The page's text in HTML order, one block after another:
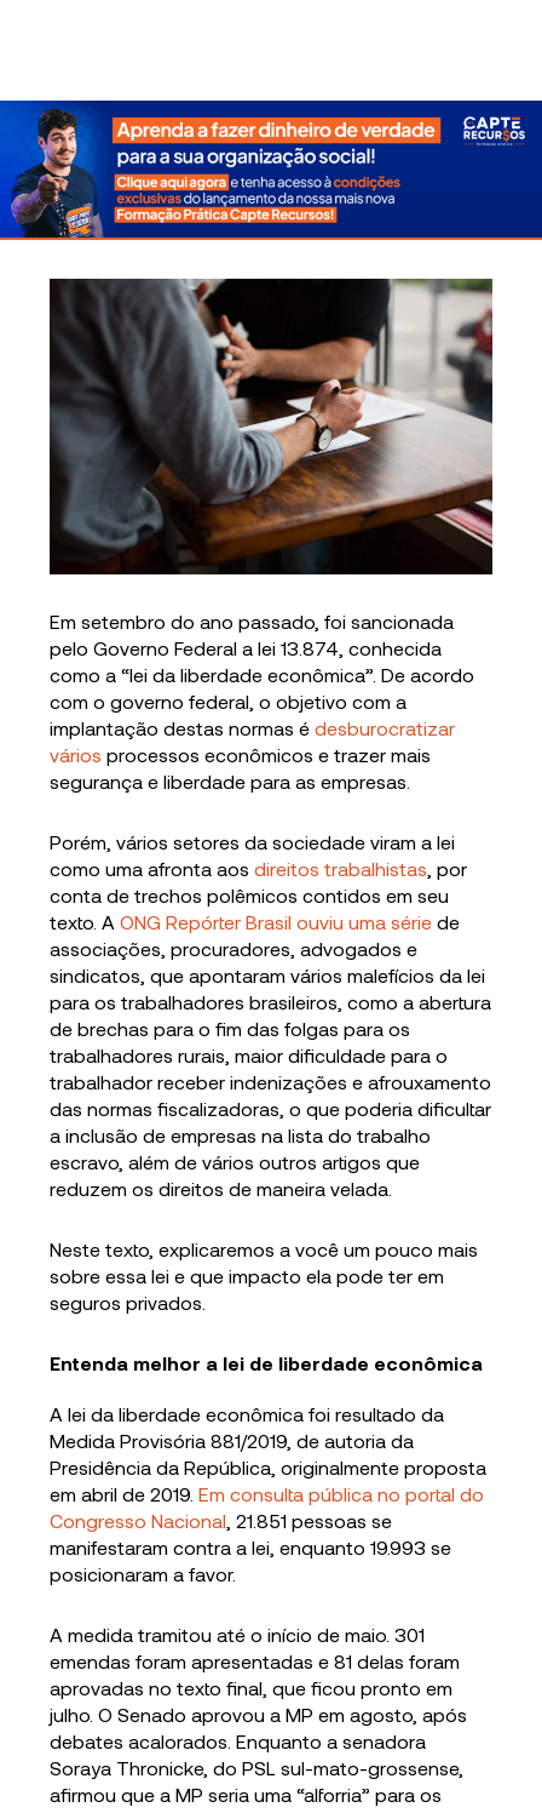
Em setembro do ano passado, foi sancionada
pelo Governo Federal a lei 13.874, conhecida
como a “lei da liberdade econômica”. De acordo
com o governo federal, o objetivo com a
implantação destas normas édesburocratizar
vários processos econômicos e trazer mais
segurança e liberdade para as empresas.
Porém, vários setores da sociedade viram a lei
como uma afronta aos direitos trabalhistas , por
conta de trechos polêmicos contidos em seu
texto. AONG Repórter Brasil ouviu uma série de
associações, procuradores, advogados e
sindicatos, que apontaram vários malefícios da lei
para os trabalhadores brasileiros, como a abertura
de brechas para o fim das folgas para os
trabalhadores rurais, maior dificuldade para o
trabalhador receber indenizações e afrouxamento
das normas fiscalizadoras, o que poderia dificultar
a inclusão de empresas na lista do trabalho
escravo, além de vários outros artigos que
reduzem os direitos de maneira velada.
Neste texto, explicaremos a você um pouco mais
sobre essa lei e que impacto ela pode ter em
seguros privados.
Entenda melhor a lei de liberdade econômica
A lei da liberdade econômica foi resultado da
Medida Provisória 881/2019, de autoria da
Presidência da República, originalmente proposta
em abril de 2019. Em consulta pública no portal do
Congresso Nacional , 21.851 pessoas se
manifestaram contra a lei, enquanto 19.993 se
posicionaram a favor.
A medida tramitou até o início de maio. 301
emendas foram apresentadas e 81 delas foram
aprovadas no texto final, que ficou pronto em
julho. O Senado aprovou a MP em agosto, após
debates acalorados. Enquanto a senadora
Soraya Thronicke, do PSL sul-mato-grossense,
afirmou que a MP seria uma “alforria” para os